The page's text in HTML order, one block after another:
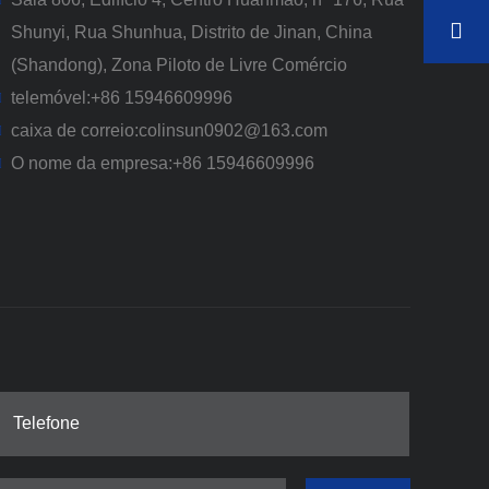
Shunyi, Rua Shunhua, Distrito de Jinan, China
(Shandong), Zona Piloto de Livre Comércio
telemóvel:+86 15946609996
caixa de correio:colinsun0902@163.com
O nome da empresa:+86 15946609996